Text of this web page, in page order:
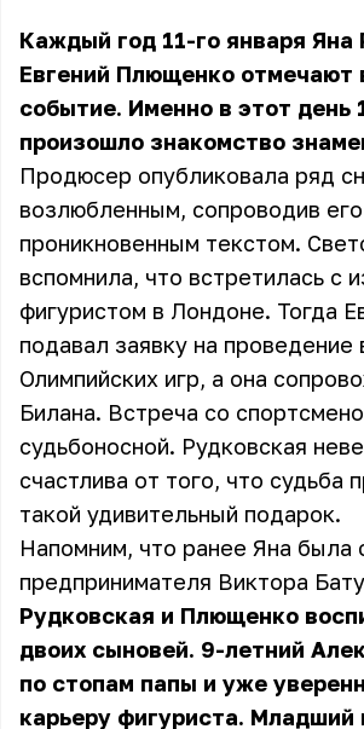
Каждый год 11-го января Яна
Евгений Плющенко отмечают
событие. Именно в этот день
произошло знакомство
Продюсер опубликовала ряд
возлюбленным, сопроводив его
проникновенным текстом.
вспомнила, что встретилась с
фигуристом в Лондоне. Тогда
подавал заявку на проведение
Олимпийских игр, а она
Билана. Встреча со
судьбоносной. Рудковская
счастлива от того, что судьба
такой удивительный подарок.
Напомним, что ранее Яна была
предпринимателя Виктора
Рудковская и Плющенко
двоих сыновей. 9-летний
по стопам папы и уже
карьеру фигуриста. Младший